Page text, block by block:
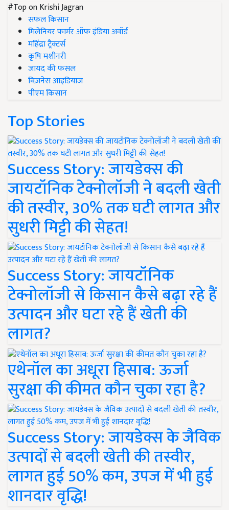
#Top on Krishi Jagran
सफल किसान
मिलेनियर फार्मर ऑफ इंडिया अवॉर्ड
महिंद्रा ट्रैक्टर्स
कृषि मशीनरी
जायद की फसल
बिज़नेस आइडियाज
पीएम किसान
Top Stories
Success Story: जायडेक्स की
जायटॉनिक टेक्नोलॉजी ने बदली खेती
की तस्वीर, 30% तक घटी लागत और
सुधरी मिट्टी की सेहत!
Success Story: जायटॉनिक
टेक्नोलॉजी से किसान कैसे बढ़ा रहे हैं
उत्पादन और घटा रहे हैं खेती की
लागत?
एथेनॉल का अधूरा हिसाब: ऊर्जा
सुरक्षा की कीमत कौन चुका रहा है?
Success Story: जायडेक्स के जैविक
उत्पादों से बदली खेती की तस्वीर,
लागत हुई 50% कम, उपज में भी हुई
शानदार वृद्धि!